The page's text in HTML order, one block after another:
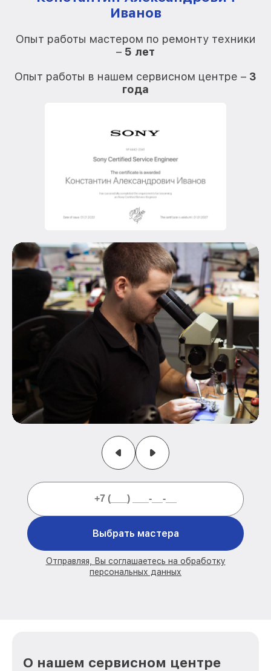
Иванов
Опыт работы мастером по ремонту техники
– 5 лет
Опыт работы в нашем сервисном центре – 3
года
Выбрать мастера
Отправляя, Вы соглашаетесь на обработку
персональных данных
О нашем сервисном центре